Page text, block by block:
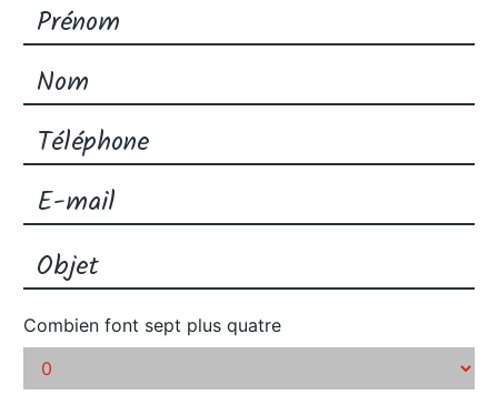
Combien font sept plus quatre